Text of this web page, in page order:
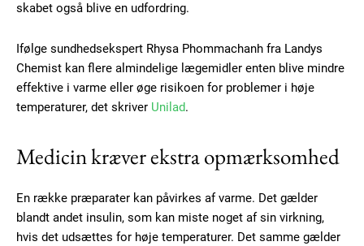
skabet også blive en udfordring.
Ifølge sundhedsekspert Rhysa Phommachanh fra Landys
Chemist kan flere almindelige lægemidler enten blive mindre
effektive i varme eller øge risikoen for problemer i høje
temperaturer, det skriver Unilad.
Medicin kræver ekstra opmærksomhed
En række præparater kan påvirkes af varme. Det gælder
blandt andet insulin, som kan miste noget af sin virkning,
hvis det udsættes for høje temperaturer. Det samme gælder